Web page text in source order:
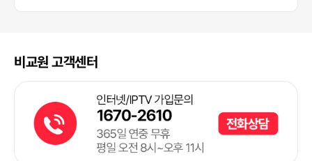
비교원 고객센터